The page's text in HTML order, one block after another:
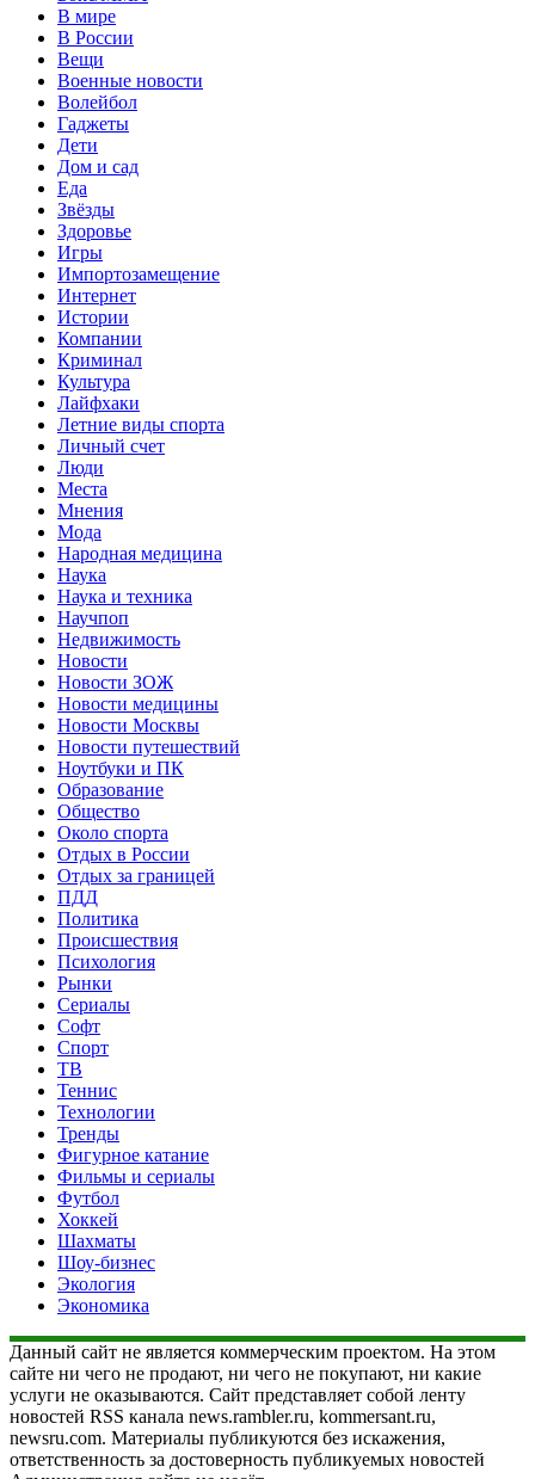
В мире
В России
Вещи
Военные новости
Волейбол
Гаджеты
Дети
Дом и сад
Еда
Звёзды
Здоровье
Игры
Импортозамещение
Интернет
Истории
Компании
Криминал
Культура
Лайфхаки
Летние виды спорта
Личный счет
Люди
Места
Мнения
Мода
Народная медицина
Наука
Наука и техника
Научпоп
Недвижимость
Новости
Новости ЗОЖ
Новости медицины
Новости Москвы
Новости путешествий
Ноутбуки и ПК
Образование
Общество
Около спорта
Отдых в России
Отдых за границей
ПДД
Политика
Происшествия
Психология
Рынки
Сериалы
Софт
Спорт
ТВ
Теннис
Технологии
Тренды
Фигурное катание
Фильмы и сериалы
Футбол
Хоккей
Шахматы
Шоу-бизнес
Экология
Экономика
Данный сайт не является коммерческим проектом. На этом
сайте ни чего не продают, ни чего не покупают, ни какие
услуги не оказываются. Сайт представляет собой ленту
новостей RSS канала news.rambler.ru, kommersant.ru,
newsru.com. Материалы публикуются без искажения,
ответственность за достоверность публикуемых новостей